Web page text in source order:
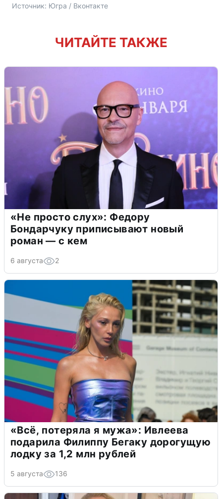
Источник: Югра / Вконтакте
ЧИТАЙТЕ ТАКЖЕ
«Не просто слух»: Федору
Бондарчуку приписывают новый
роман — с кем
6 августа 2
«Всё, потеряла я мужа»: Ивлеева
подарила Филиппу Бегаку дорогущую
лодку за 1,2 млн рублей
5 августа 136